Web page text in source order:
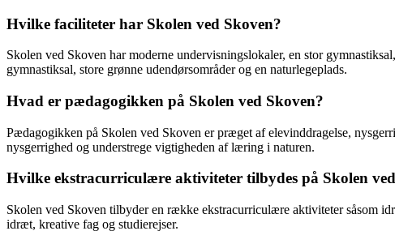
Hvilke faciliteter har Skolen ved Skoven?
Skolen ved Skoven har moderne undervisningslokaler, en stor
gymnastiksal, store grønne udendørsområder og en naturlegeplads.
Hvad er pædagogikken på Skolen ved Skoven?
Pædagogikken på Skolen ved Skoven er præget af elevinddragelse,
nysgerrighed og understrege vigtigheden af læring i naturen.
Hvilke ekstracurriculære aktiviteter tilbydes på Skolen
Skolen ved Skoven tilbyder en række ekstracurriculære aktiviteter såsom
idræt, kreative fag og studierejser.